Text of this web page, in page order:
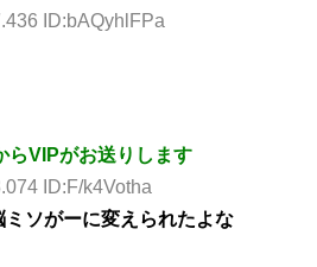
ID:bAQyhlFPa
らVIPがお送りします
ID:F/k4Votha
ミソがーに変えられたよな